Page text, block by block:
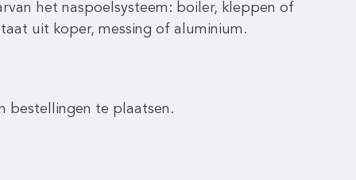
het naspoelsysteem: boiler, kleppen of
uit koper, messing of aluminium.
bestellingen te plaatsen.